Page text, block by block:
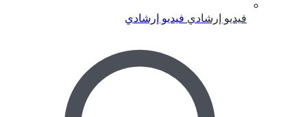
فيديو إرشادي فيديو إرشادي